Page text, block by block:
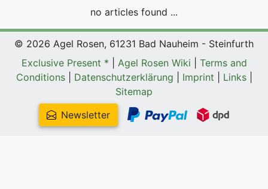
no articles found ...
© 2026 Agel Rosen, 61231 Bad Nauheim - Steinfurth
Exclusive Present *
Agel Rosen Wiki
Terms and
Conditions| Datenschutzerklärung Imprint Links|
Sitemap
Newsletter